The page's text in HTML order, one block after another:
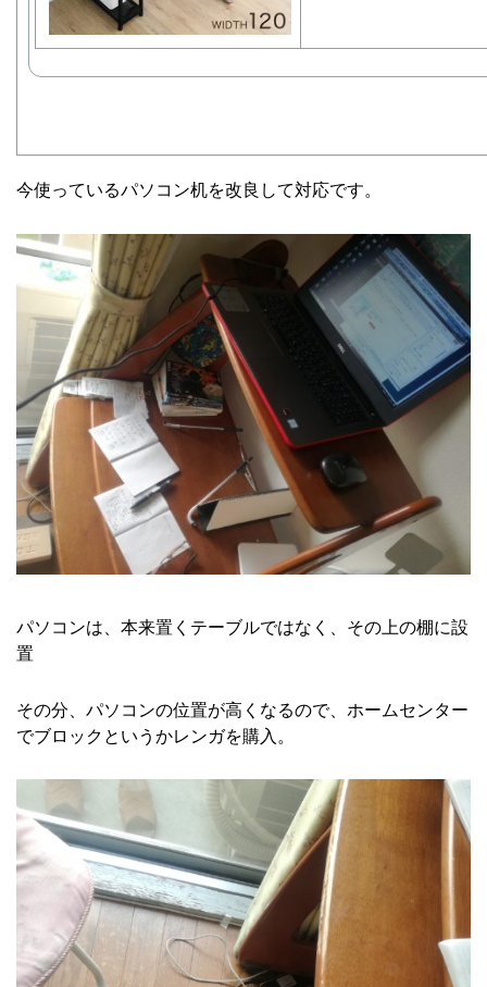
今使っているパソコン机を改良して対応です。
パソコンは、本来置くテーブルではなく、その上の棚に設
置
その分、パソコンの位置が高くなるので、ホームセンター
でブロックというかレンガを購入。